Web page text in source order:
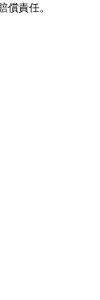
責任。